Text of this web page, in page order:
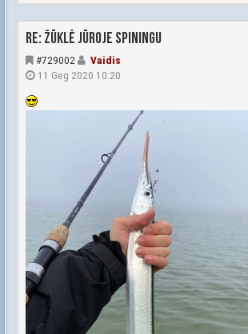
Re: Žūklė jūroje spiningu
#729002
Vaidis
11 Geg 2020 10:20